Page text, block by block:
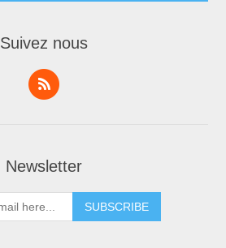
Suivez nous
Newsletter